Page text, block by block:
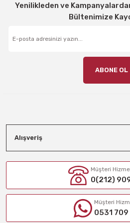
Yenilikleden ve
Bültenimize
ABONE OL
Alışveriş
Müşteri
0(212)
Müşteri
0531 709